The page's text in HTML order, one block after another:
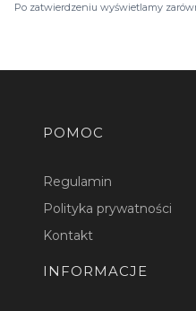
Po zatwierdzeniu wyświetlamy
Linki w stopce
POMOC
Regulamin
Polityka prywatności
Kontakt
INFORMACJE